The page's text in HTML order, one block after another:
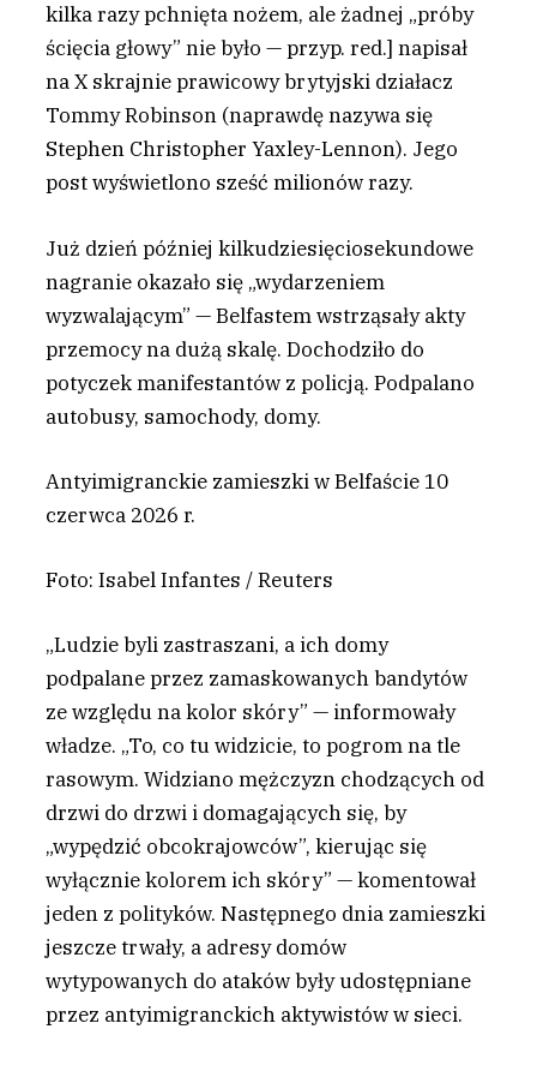
kilka razy pchnięta nożem, ale żadnej „próby
ścięcia głowy” nie było — przyp. red.] napisał
na X skrajnie prawicowy brytyjski działacz
Tommy Robinson (naprawdę nazywa się
Stephen Christopher Yaxley-Lennon). Jego
post wyświetlono sześć milionów razy.
Już dzień później kilkudziesięciosekundowe
nagranie okazało się „wydarzeniem
wyzwalającym” — Belfastem wstrząsały akty
przemocy na dużą skalę. Dochodziło do
potyczek manifestantów z policją. Podpalano
autobusy, samochody, domy.
Antyimigranckie zamieszki w Belfaście 10
czerwca 2026 r.
Foto: Isabel Infantes / Reuters
„Ludzie byli zastraszani, a ich domy
podpalane przez zamaskowanych bandytów
ze względu na kolor skóry” — informowały
władze. „To, co tu widzicie, to pogrom na tle
rasowym. Widziano mężczyzn chodzących od
drzwi do drzwi i domagających się, by
„wypędzić obcokrajowców”, kierując się
wyłącznie kolorem ich skóry” — komentował
jeden z polityków. Następnego dnia zamieszki
jeszcze trwały, a adresy domów
wytypowanych do ataków były udostępniane
przez antyimigranckich aktywistów w sieci.